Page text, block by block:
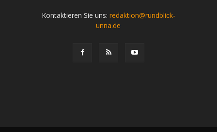
Kontaktieren Sie uns: redaktion@rundblick-
unna.de